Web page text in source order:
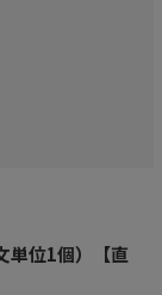
位1個）【直